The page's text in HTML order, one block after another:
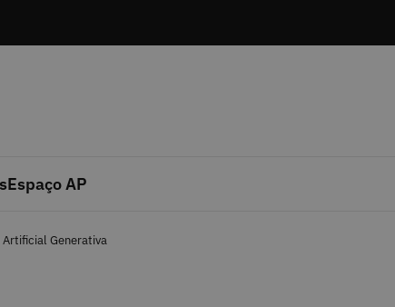
Espaço AP
Generativa